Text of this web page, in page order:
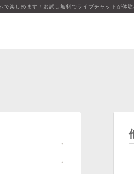
楽しめます！お試し無料でライブチャットが体験